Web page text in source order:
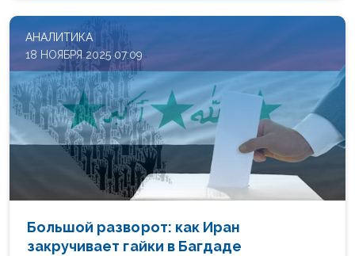
АНАЛИТИКА
18 НОЯБРЯ 2025 07:09
Большой разворот: как Иран
закручивает гайки в Багдаде